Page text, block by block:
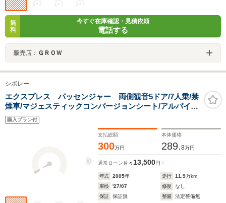
無
料
今すぐ在庫確認・見積依頼
電話する
販売店： ＧＲＯＷ
シボレー
エクスプレス パッセンジャー 両側観音5ドア/7人乗/禁
煙車/マジェスティックコンバージョンシート/アルパイン
11ディスプレイオーディオ/FSRカメラ/社外16インチアル
ミ/レザーシート/リアモニター/キーレス/ETC/
購入プラン付
支払総額
300万円
本体価格
289.8万円
通常ローン 月々13,500円
年式 2005年 走行 11.9万km
車検
'27/07 修復
なし
保証
保証無 整備
法定整備無